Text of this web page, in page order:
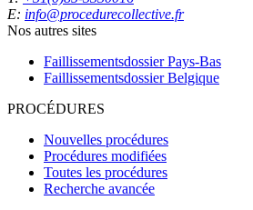
E: info@procedurecollective.fr
Nos autres sites
Faillissementsdossier Pays-Bas
Faillissementsdossier Belgique
PROCÉDURES
Nouvelles procédures
Procédures modifiées
Toutes les procédures
Recherche avancée